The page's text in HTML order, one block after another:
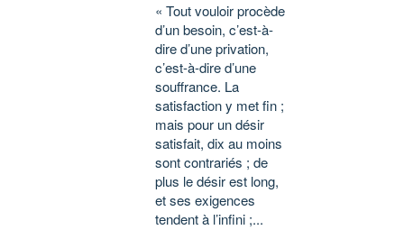
« Tout vouloir procède
d’un besoin, c’est-à-
dire d’une privation,
c’est-à-dire d’une
souffrance. La
satisfaction y met fin ;
mais pour un désir
satisfait, dix au moins
sont contrariés ; de
plus le désir est long,
et ses exigences
tendent à l’infini ;...